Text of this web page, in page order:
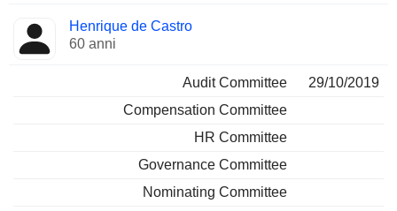
Henrique de Castro
60 anni
Audit Committee
29/10/2019
Compensation Committee
HR Committee
Governance Committee
Nominating Committee